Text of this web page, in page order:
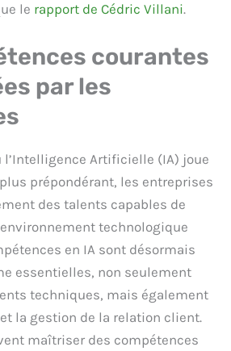
le rapport de Cédric Villani.
courantes
par les
l’Intelligence Artificielle (IA) joue
prépondérant, les entreprises
des talents capables de
technologique
en IA sont désormais
essentielles, non seulement
techniques, mais également
la gestion de la relation client.
maîtriser des compétences